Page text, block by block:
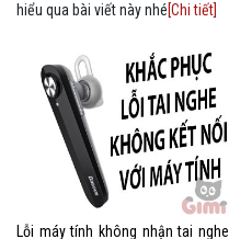
hiểu qua bài viết này nhé[Chi tiết]
Lỗi máy tính không nhận tai nghe